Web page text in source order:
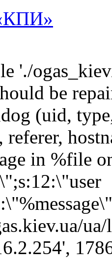
'./
be
(uid,
in %file